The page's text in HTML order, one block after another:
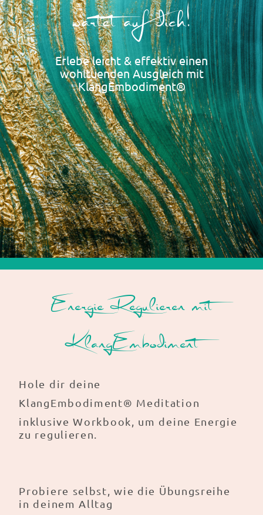
wartet auf dich!
Erlebe leicht & effektiv einen
wohltuenden Ausgleich mit
KlangEmbodiment®
Energie Regulieren mit
KlangEmbodiment
Hole dir deine
KlangEmbodiment® Meditation
inklusive Workbook, um deine Energie
zu regulieren.
Probiere selbst, wie die Übungsreihe
in deinem Alltag